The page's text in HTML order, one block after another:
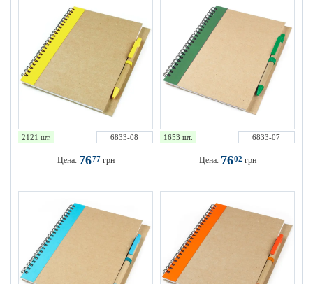
2121 шт. 6833-08
Цена: 7677 грн
1653 шт. 6833-07
Цена: 7602 грн